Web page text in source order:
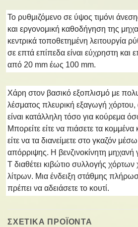
Το ρυθμιζόμενο σε ύψος τιμόνι
και εργονομική καθοδήγηση της
κεντρικά τοποθετημένη λειτουργία
σε επτά επίπεδα είναι εύχρηστη και
από 20 mm έως 100 mm.
Χάρη στον βασικό εξοπλισμό με
λέσματος πλευρική εξαγωγή
είναι κατάλληλη τόσο για κούρεμα
Μπορείτε είτε να πιάσετε τα κομμένα
είτε να τα διανείμετε στο γκαζόν
απόρριψης. Η βενζινοκίνητη
T διαθέτει κιβώτιο συλλογής
λίτρων. Μια ένδειξη στάθμης
πρέπει να αδειάσετε το κουτί.
ΣΧΕΤΙΚΑ ΠΡΟΪΟΝΤΑ